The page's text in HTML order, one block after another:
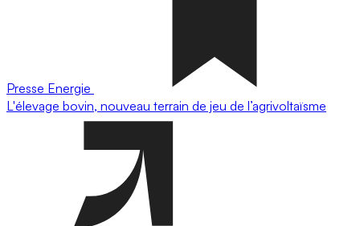
Presse Energie
L'élevage bovin, nouveau terrain de jeu de l’agrivoltaïsme